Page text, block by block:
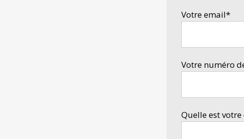
Votre email*
Votre numéro
Quelle est